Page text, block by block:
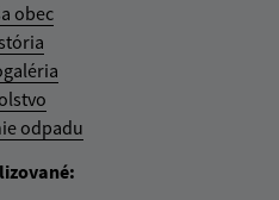
obec
odpadu